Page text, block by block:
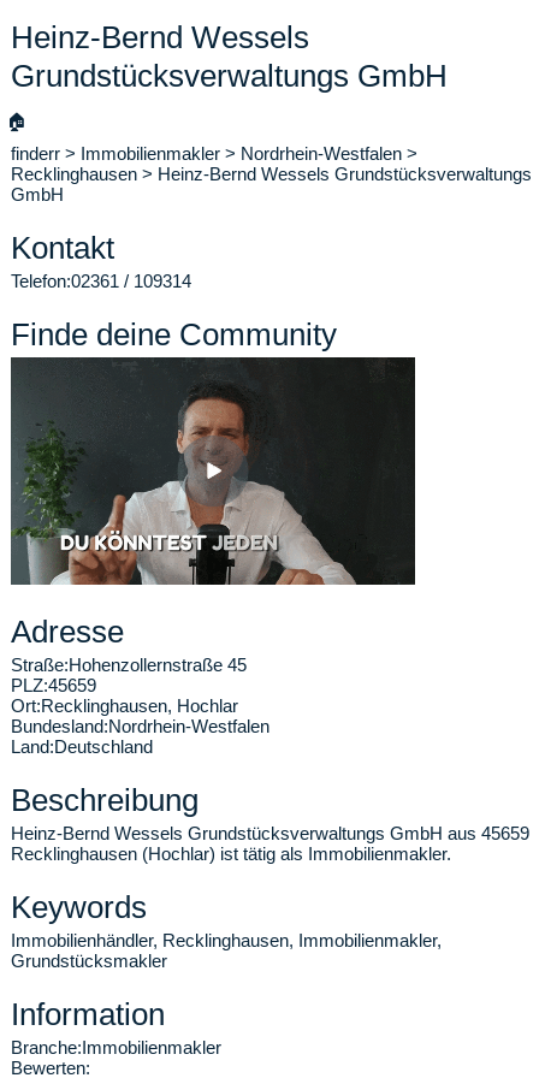
Heinz-Bernd Wessels
Grundstücksverwaltungs GmbH
🏠
finderr > Immobilienmakler > Nordrhein-Westfalen >
Recklinghausen > Heinz-Bernd Wessels Grundstücksverwaltungs
GmbH
Kontakt
Telefon:02361 / 109314
Finde deine Community
Adresse
Straße:Hohenzollernstraße 45
PLZ:45659
Ort:Recklinghausen, Hochlar
Bundesland:Nordrhein-Westfalen
Land:Deutschland
Beschreibung
Heinz-Bernd Wessels Grundstücksverwaltungs GmbH aus 45659
Recklinghausen (Hochlar) ist tätig als Immobilienmakler.
Keywords
Immobilienhändler, Recklinghausen, Immobilienmakler,
Grundstücksmakler
Information
Branche:Immobilienmakler
Bewerten: